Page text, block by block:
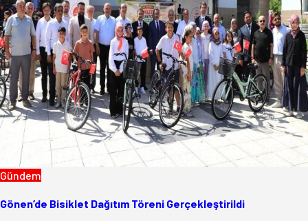
Gündem
Gönen’de Bisiklet Dağıtım Töreni Gerçekleştirildi